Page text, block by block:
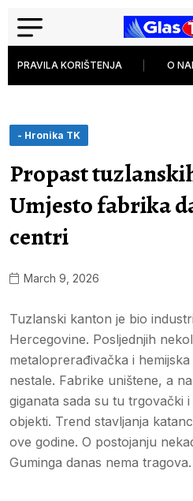
PRAVILA KORIŠTENJA O
- Hronika TK
Propast
Umjesto fabrika
centri
March 9, 2026
Tuzlanski kanton je bio
Hercegovine. Posljednjih
metaloprerađivačka i
nestale. Fabrike uništene, a
giganata sada su tu trgovački
objekti. Trend stavljanja
ove godine. O postojanju
Guminga danas nema